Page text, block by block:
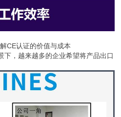
CE认证的价值与成本
下，越来越多的企业希望将产品出口